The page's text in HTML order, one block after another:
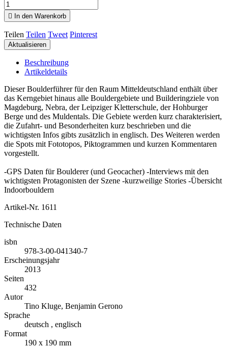
 In den Warenkorb
Teilen Teilen Tweet Pinterest
Beschreibung
Artikeldetails
Dieser Boulderführer für den Raum Mitteldeutschland enthält über
das Kerngebiet hinaus alle Bouldergebiete und Builderingziele von
Magdeburg, Nebra, der Leipziger Kletterschule, der Hohburger
Berge und des Muldentals. Die Gebiete werden kurz charakterisiert,
die Zufahrt- und Besonderheiten kurz beschrieben und die
wichtigsten Infos gibts zusätzlich in englisch. Des Weiteren werden
die Spots mit Fototopos, Piktogrammen und kurzen Kommentaren
vorgestellt.
-GPS Daten für Boulderer (und Geocacher) -Interviews mit den
wichtigsten Protagonisten der Szene -kurzweilige Stories -Übersicht
Indoorbouldern
Artikel-Nr. 1611
Technische Daten
isbn
978-3-00-041340-7
Erscheinungsjahr
2013
Seiten
432
Autor
Tino Kluge, Benjamin Gerono
Sprache
deutsch , englisch
Format
190 x 190 mm